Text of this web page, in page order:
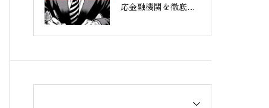
応金融機関を徹底解